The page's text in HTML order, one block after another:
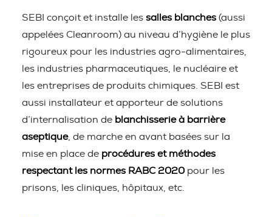
SEBI conçoit et installe les salles blanches (aussi
appelées Cleanroom) au niveau d’hygiène le plus
rigoureux pour les industries agro-alimentaires,
les industries pharmaceutiques, le nucléaire et
les entreprises de produits chimiques. SEBI est
aussi installateur et apporteur de solutions
d’internalisation de blanchisserie à barrière
aseptique, de marche en avant basées sur la
mise en place de procédures et méthodes
respectant les normes RABC 2020 pour les
prisons, les cliniques, hôpitaux, etc.